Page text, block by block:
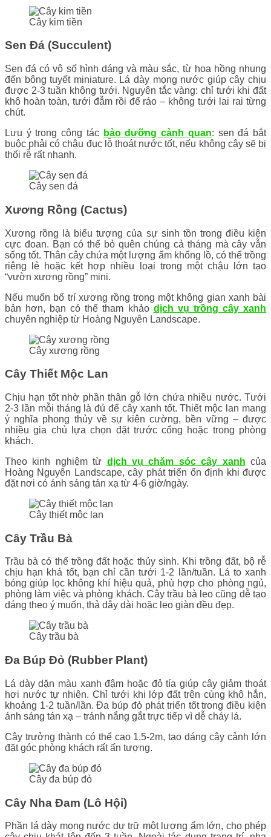
Cây kim tiền
Sen Đá (Succulent)
Sen đá có vô số hình dáng và màu sắc, từ hoa hồng nhung
đến bông tuyết miniature. Lá dày mọng nước giúp cây chịu
được 2-3 tuần không tưới. Nguyên tắc vàng: chỉ tưới khi đất
khô hoàn toàn, tưới đẫm rồi để ráo – không tưới lai rai từng
chút.
Lưu ý trong công tác bảo dưỡng cảnh quan: sen đá bắt
buộc phải có chậu đục lỗ thoát nước tốt, nếu không cây sẽ bị
thối rễ rất nhanh.
Cây sen đá
Xương Rồng (Cactus)
Xương rồng là biểu tượng của sự sinh tồn trong điều kiện
cực đoan. Bạn có thể bỏ quên chúng cả tháng mà cây vẫn
sống tốt. Thân cây chứa một lượng ẩm khổng lồ, có thể trồng
riêng lẻ hoặc kết hợp nhiều loại trong một chậu lớn tạo
“vườn xương rồng” mini.
Nếu muốn bố trí xương rồng trong một không gian xanh bài
bản hơn, bạn có thể tham khảo dịch vụ trồng cây xanh
chuyên nghiệp từ Hoàng Nguyên Landscape.
Cây xương rồng
Cây Thiết Mộc Lan
Chịu hạn tốt nhờ phần thân gỗ lớn chứa nhiều nước. Tưới
2-3 lần mỗi tháng là đủ để cây xanh tốt. Thiết mộc lan mang
ý nghĩa phong thủy về sự kiên cường, bền vững – được
nhiều gia chủ lựa chọn đặt trước cổng hoặc trong phòng
khách.
Theo kinh nghiệm từ dịch vụ chăm sóc cây xanh của
Hoàng Nguyên Landscape, cây phát triển ổn định khi được
đặt nơi có ánh sáng tán xạ từ 4-6 giờ/ngày.
Cây thiết mộc lan
Cây Trầu Bà
Trầu bà có thể trồng đất hoặc thủy sinh. Khi trồng đất, bộ rễ
chịu hạn khá tốt, bạn chỉ cần tưới 1-2 lần/tuần. Lá to xanh
bóng giúp lọc không khí hiệu quả, phù hợp cho phòng ngủ,
phòng làm việc và phòng khách. Cây trầu bà leo cũng dễ tạo
dáng theo ý muốn, thả dây dài hoặc leo giàn đều đẹp.
Cây trầu bà
Đa Búp Đỏ (Rubber Plant)
Lá dày dặn màu xanh đậm hoặc đỏ tía giúp cây giảm thoát
hơi nước tự nhiên. Chỉ tưới khi lớp đất trên cùng khô hẳn,
khoảng 1-2 tuần/lần. Đa búp đỏ phát triển tốt trong điều kiện
ánh sáng tán xạ – tránh nắng gắt trực tiếp vì dễ cháy lá.
Cây trưởng thành có thể cao 1.5-2m, tạo dáng cây cảnh lớn
đặt góc phòng khách rất ấn tượng.
Cây đa búp đỏ
Cây Nha Đam (Lô Hội)
Phần lá dày mọng nước dự trữ một lượng ẩm lớn, cho phép